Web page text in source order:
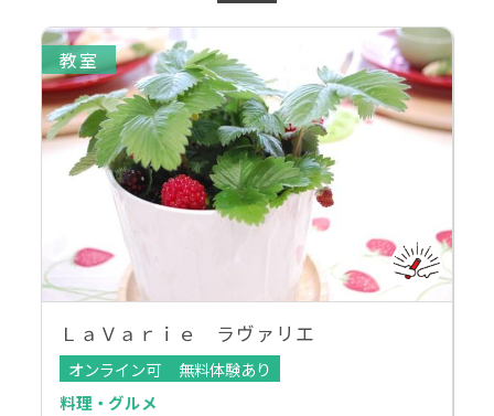
教室
ＬａＶａｒｉｅ ラヴァリエ
オンライン可
無料体験あり
料理・グルメ